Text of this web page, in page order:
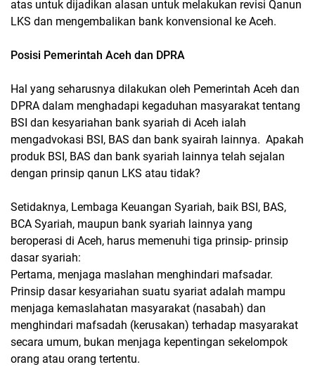
atas untuk dijadikan alasan untuk melakukan revisi Qanun
LKS dan mengembalikan bank konvensional ke Aceh.
Posisi Pemerintah Aceh dan DPRA
Hal yang seharusnya dilakukan oleh Pemerintah Aceh dan
DPRA dalam menghadapi kegaduhan masyarakat tentang
BSI dan kesyariahan bank syariah di Aceh ialah
mengadvokasi BSI, BAS dan bank syairah lainnya. Apakah
produk BSI, BAS dan bank syariah lainnya telah sejalan
dengan prinsip qanun LKS atau tidak?
Setidaknya, Lembaga Keuangan Syariah, baik BSI, BAS,
BCA Syariah, maupun bank syariah lainnya yang
beroperasi di Aceh, harus memenuhi tiga prinsip- prinsip
dasar syariah:
Pertama, menjaga maslahan menghindari mafsadar.
Prinsip dasar kesyariahan suatu syariat adalah mampu
menjaga kemaslahatan masyarakat (nasabah) dan
menghindari mafsadah (kerusakan) terhadap masyarakat
secara umum, bukan menjaga kepentingan sekelompok
orang atau orang tertentu.